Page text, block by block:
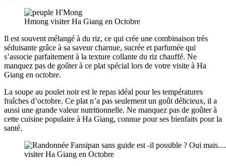
Hmong visiter Ha Giang en Octobre
Il est souvent mélangé à du riz, ce qui crée une combinaison très
séduisante grâce à sa saveur charnue, sucrée et parfumée qui
s’associe parfaitement à la texture collante du riz chauffé. Ne
manquez pas de goûter à ce plat spécial lors de votre visite à Ha
Giang en octobre.
La soupe au poulet noir est le repas idéal pour les températures
fraîches d’octobre. Ce plat n’a pas seulement un goût délicieux, il a
aussi une grande valeur nutritionnelle. Ne manquez pas de goûter à
cette cuisine populaire à Ha Giang, connue pour ses bienfaits pour la
santé.
visiter Ha Giang en Octobre